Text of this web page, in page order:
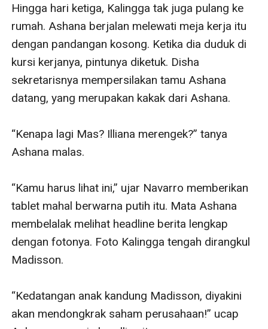
Hingga hari ketiga, Kalingga tak juga pulang ke
rumah. Ashana berjalan melewati meja kerja itu
dengan pandangan kosong. Ketika dia duduk di
kursi kerjanya, pintunya diketuk. Disha
sekretarisnya mempersilakan tamu Ashana
datang, yang merupakan kakak dari Ashana.
“Kenapa lagi Mas? Illiana merengek?” tanya
Ashana malas.
“Kamu harus lihat ini,” ujar Navarro memberikan
tablet mahal berwarna putih itu. Mata Ashana
membelalak melihat headline berita lengkap
dengan fotonya. Foto Kalingga tengah dirangkul
Madisson.
“Kedatangan anak kandung Madisson, diyakini
akan mendongkrak saham perusahaan!” ucap